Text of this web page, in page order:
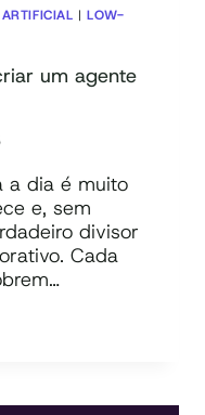
|LOW-
um agente
a dia é muito
e, sem
divisor
Cada